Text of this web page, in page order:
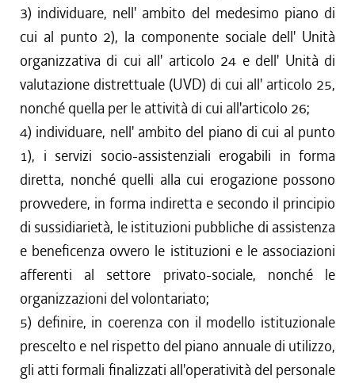
3) individuare, nell' ambito del medesimo piano di
cui al punto 2), la componente sociale dell' Unità
organizzativa di cui all' articolo 24 e dell' Unità di
valutazione distrettuale (UVD) di cui all' articolo 25,
nonché quella per le attività di cui all'articolo 26;
4) individuare, nell' ambito del piano di cui al punto
1), i servizi socio-assistenziali erogabili in forma
diretta, nonché quelli alla cui erogazione possono
provvedere, in forma indiretta e secondo il principio
di sussidiarietà, le istituzioni pubbliche di assistenza
e beneficenza ovvero le istituzioni e le associazioni
afferenti al settore privato-sociale, nonché le
organizzazioni del volontariato;
5) definire, in coerenza con il modello istituzionale
prescelto e nel rispetto del piano annuale di utilizzo,
gli atti formali finalizzati all'operatività del personale